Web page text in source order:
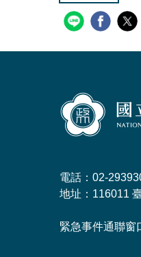
電話：02-
地址：116011
緊急事件通聯窗